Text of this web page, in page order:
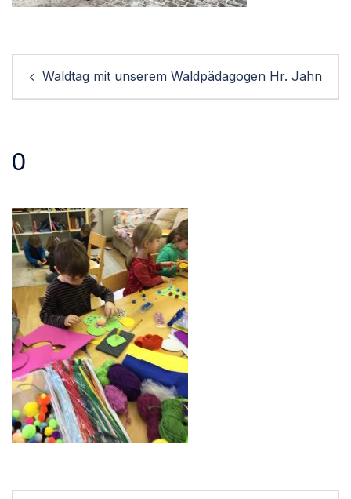
navigation
Waldtag mit unserem Waldpädagogen Hr. Jahn
0